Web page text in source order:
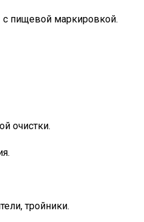
с пищевой маркировкой.
очистки.
тройники.